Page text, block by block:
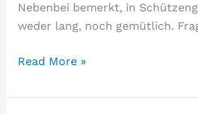
Nebenbei bemerkt, in
weder lang, noch gemütlich.
Stand
Urheberrechtsdebatte
Read More »